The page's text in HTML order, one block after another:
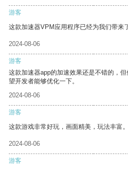
游客
这款加速器VPM应用程序已经为我们带来
2024-08-06
游客
这款加速器app的加速效果还是不错的，
望开发者能够优化一下。
2024-08-06
游客
这款游戏非常好玩，画面精美，玩法丰富。
2024-08-06
游客